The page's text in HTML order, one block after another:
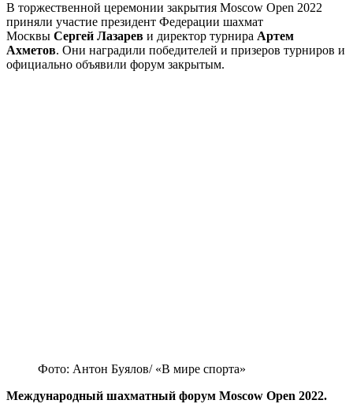
В торжественной церемонии закрытия Moscow Open 2022
приняли участие президент Федерации шахмат
Москвы Сергей Лазарев и директор турнира Артем
Ахметов. Они наградили победителей и призеров турниров и
официально объявили форум закрытым.
Фото: Антон Буялов/ «В мире спорта»
Международный шахматный форум Moscow Open 2022.